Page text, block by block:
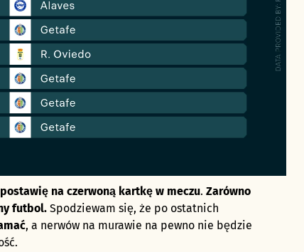
postawię na czerwoną kartkę w meczu. Zarówno
futbol. Spodziewam się, że po ostatnich
, a nerwów na murawie na pewno nie będzie